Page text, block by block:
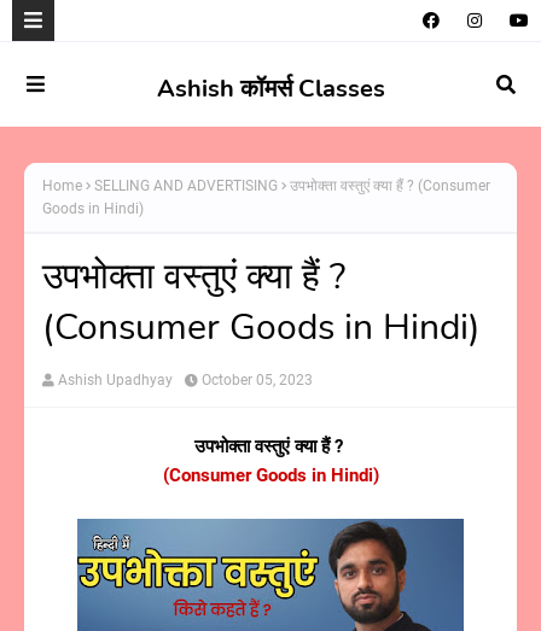
Ashish कॉमर्स Classes
Home SELLING AND ADVERTISING
उपभोक्ता वस्तुएं क्या हैं ? (Consumer
Goods in Hindi)
उपभोक्ता वस्तुएं क्या हैं ?
(Consumer Goods in Hindi)
Ashish Upadhyay October 05, 2023
उपभोक्ता वस्तुएं क्या हैं ?
(Consumer Goods in Hindi)